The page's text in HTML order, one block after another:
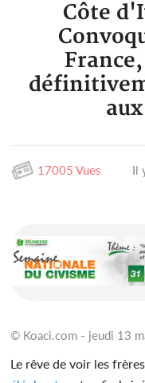
Côte
17005 Vues Il
© Koaci.com - jeudi 13
Le rêve de voir les frères